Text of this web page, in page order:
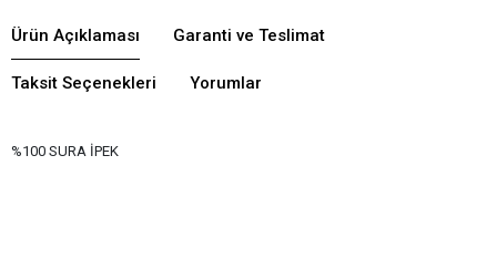
Ürün Açıklaması Garanti ve Teslimat
Taksit Seçenekleri Yorumlar
%100 SURA İPEK